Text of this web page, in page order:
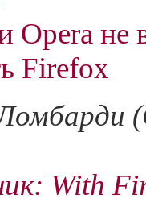
Opera не
Firefox
With